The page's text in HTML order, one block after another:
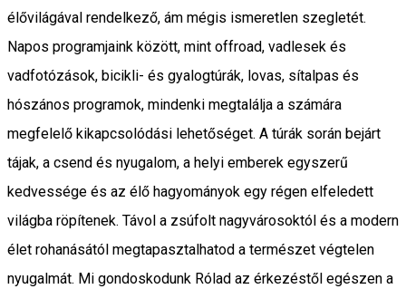
élővilágával rendelkező, ám mégis ismeretlen szegletét.
Napos programjaink között, mint offroad, vadlesek és
vadfotózások, bicikli- és gyalogtúrák, lovas, sítalpas és
hószános programok, mindenki megtalálja a számára
megfelelő kikapcsolódási lehetőséget. A túrák során bejárt
tájak, a csend és nyugalom, a helyi emberek egyszerű
kedvessége és az élő hagyományok egy régen elfeledett
világba röpítenek. Távol a zsúfolt nagyvárosoktól és a modern
élet rohanásától megtapasztalhatod a természet végtelen
nyugalmát. Mi gondoskodunk Rólad az érkezéstől egészen a